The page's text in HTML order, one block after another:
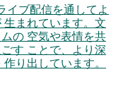
イブ配信を通してよ
まれています。文
の 空気や表情を共
す ことで、より深
り出しています。